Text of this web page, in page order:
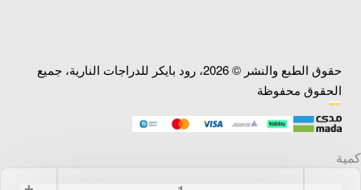
حقوق الطبع والنشر © 2026، رود بايكر للدراجات النارية، جميع
الحقوق محفوظة